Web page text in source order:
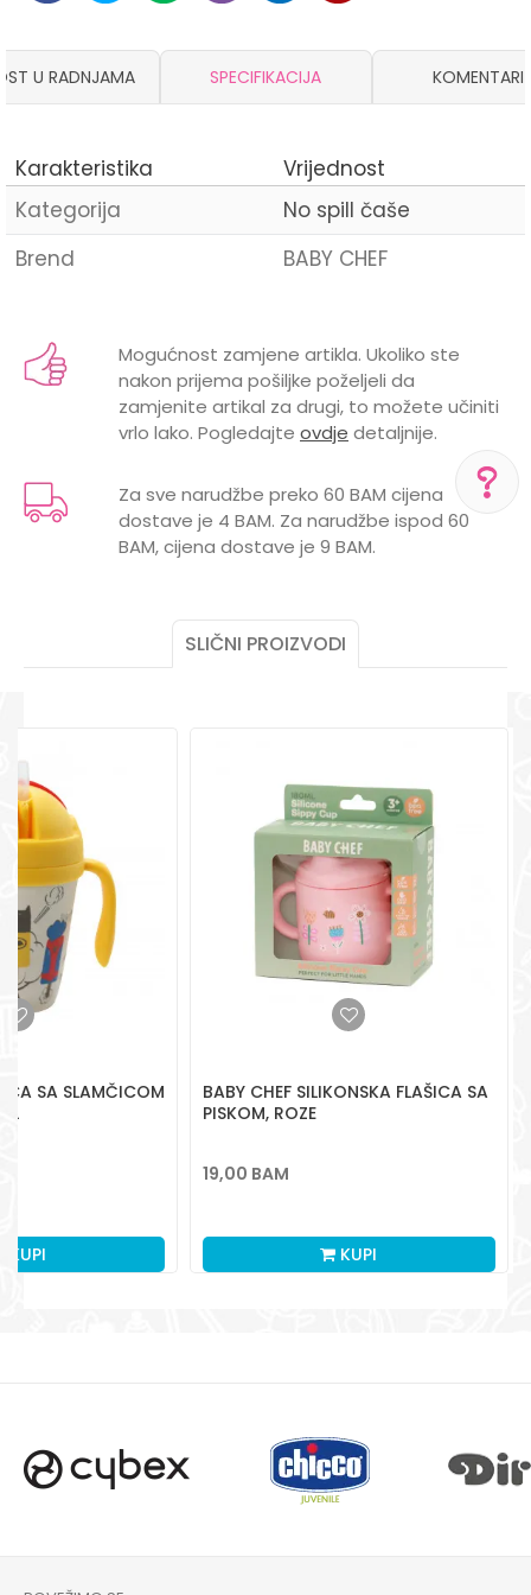
POMOĆ PRI KUPOVINI
+387 656-72209
Radno vreme
aksaonlinebih@aksabih.ba
U RADNJAMA SPECIFIKACIJA KOMENTARI
Karakteristika
Vrijednost
Kategorija
No spill čaše
Brend
BABY CHEF
Email
Mogućnost zamjene artikla. Ukoliko ste
nakon prijema pošiljke poželjeli da
zamjenite artikal za drugi, to možete učiniti
vrlo lako. Pogledajte ovdje detaljnije.
Za sve narudžbe preko 60 BAM cijena
dostave je 4 BAM. Za narudžbe ispod 60
BAM, cijena dostave je 9 BAM.
SLIČNI PROIZVODI
SA SLAMČICOM
KUPI
BABY CHEF SILIKONSKA FLAŠICA SA
PISKOM, ROZE
19,00 BAM
KUPI